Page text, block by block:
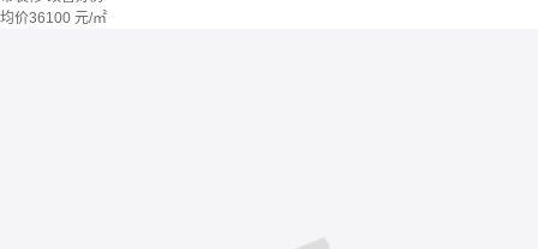
均价36100 元/㎡